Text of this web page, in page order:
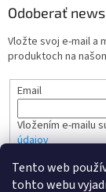
Tento web
tohto webu
Odoberať
Vložte svoj e-mail a
produktoch na
Email
Vložením e-mailu
údajov
PRIHLÁSIŤ SA